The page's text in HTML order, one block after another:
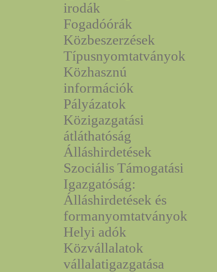
irodák
Fogadóórák
Közbeszerzések
Típusnyomtatványok
Közhasznú
információk
Pályázatok
Közigazgatási
átláthatóság
Álláshirdetések
Szociális Támogatási
Igazgatóság:
Álláshirdetések és
formanyomtatványok
Helyi adók
Közvállalatok
vállalatigazgatása